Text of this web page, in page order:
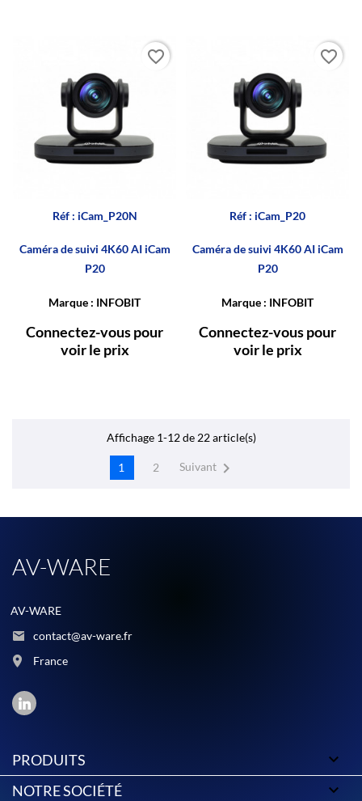
Réf : iCam_P20N
Caméra de suivi 4K60 AI iCam
P20
Marque : INFOBIT
Connectez-vous pour
voir le prix
favorite_border
Réf : iCam_P20
Caméra de suivi 4K60 AI iCam
P20
Marque : INFOBIT
Connectez-vous pour
voir le prix
favorite_border
Affichage 1-12 de 22 article(s)
1 2 Suivant
AV-WARE
AV-WARE
contact@av-ware.fr
France
PRODUITS 
NOTRE SOCIÉTÉ 